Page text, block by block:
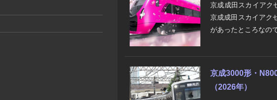
京成成田スカイアク
京成成田スカイアク
があったところなの
京成3000形・
（2026年）